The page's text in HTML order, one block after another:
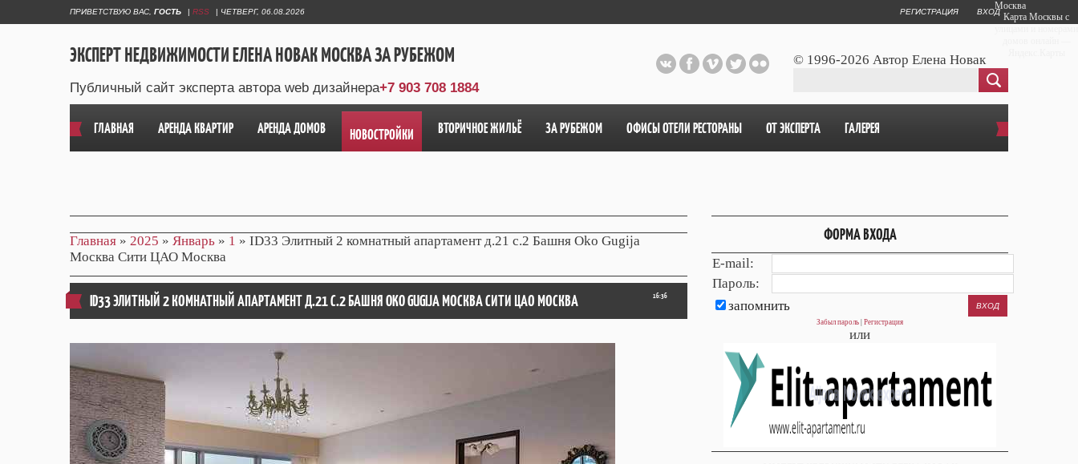
ПРИВЕТСТВУЮ ВАС ГОСТЬ | RSS | ЧЕТВЕРГ, 06.08.2026 РЕГИСТРАЦИЯ ВХОД
ЭКСПЕРТ НЕДВИЖИМОСТИ ЕЛЕНА НОВАК МОСКВА ЗА РУБЕЖОМ
Публичный сайт эксперта автора web дизайнера+7 903 708 1884
© 1996-2026 Автор Елена Новак
ГЛАВНАЯ АРЕНДА КВАРТИР АРЕНДА ДОМОВ НОВОСТРОЙКИ ВТОРИЧНОЕ ЖИЛЬЁ ЗА РУБЕЖОМ ОФИСЫ ОТЕЛИ РЕСТОРАНЫ ОТ ЭКСПЕРТА ГАЛЕРЕЯ
Главная » 2025 » Январь » 1 » ID33 Элитный 2 комнатный апартамент д.21 с.2 Башня Oko Gugija
Москва Сити ЦАО Москва
16:36
ID33 ЭЛИТНЫЙ 2 КОМНАТНЫЙ АПАРТАМЕНТ Д.21 С.2 БАШНЯ OKO GUGIJA МОСКВА СИТИ ЦАО МОСКВА
ФОРМА ВХОДА
E-mail:
Пароль:
запомнить
Забыл пароль Регистрация
или
Москва
Карта Москвы с